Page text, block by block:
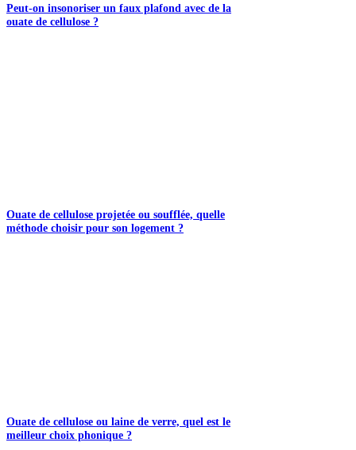
Peut-on insonoriser un faux plafond avec de la
ouate de cellulose ?
Ouate de cellulose projetée ou soufflée, quelle
méthode choisir pour son logement ?
Ouate de cellulose ou laine de verre, quel est le
meilleur choix phonique ?